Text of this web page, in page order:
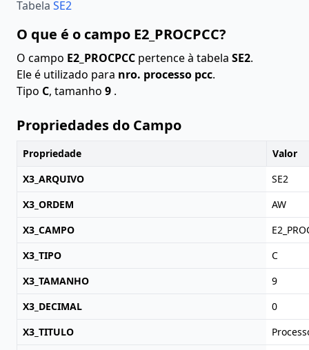
Tabela SE2
O que é o campo E2_PROCPCC?
O campo E2_PROCPCC pertence à tabela SE2.
Ele é utilizado para nro. processo pcc.
Tipo C, tamanho 9 .
Propriedades do Campo
Propriedade
Valor
X3_ARQUIVO
SE2
X3_ORDEM
AW
X3_CAMPO
X3_TIPO
C
X3_TAMANHO
9
X3_DECIMAL
0
X3_TITULO